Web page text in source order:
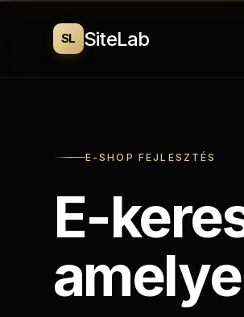
SL SiteLab
E-SHOP FEJLESZTÉS
E-